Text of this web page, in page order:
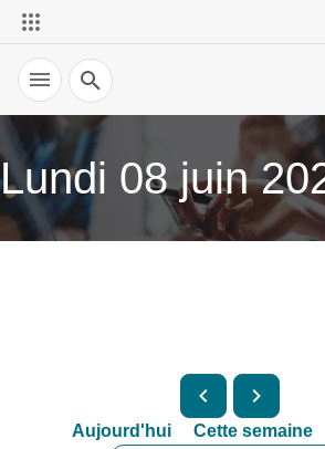
Recherche
Lundi 08 juin
Aujourd'hui Cette semaine